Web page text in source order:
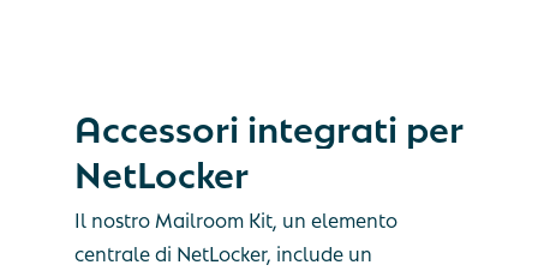
Accessori integrati per
NetLocker
Il nostro Mailroom Kit, un elemento
centrale di NetLocker, include un